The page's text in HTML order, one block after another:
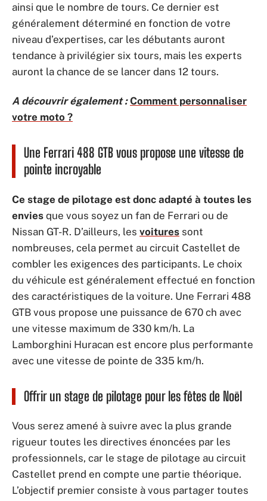
ainsi que le nombre de tours. Ce dernier est
généralement déterminé en fonction de votre
niveau d’expertises, car les débutants auront
tendance à privilégier six tours, mais les experts
auront la chance de se lancer dans 12 tours.
A découvrir également : Comment personnaliser
votre moto ?
Une Ferrari 488 GTB vous propose une vitesse de
pointe incroyable
Ce stage de pilotage est donc adapté à toutes les
envies que vous soyez un fan de Ferrari ou de
Nissan GT-R. D’ailleurs, les voitures sont
nombreuses, cela permet au circuit Castellet de
combler les exigences des participants. Le choix
du véhicule est généralement effectué en fonction
des caractéristiques de la voiture. Une Ferrari 488
GTB vous propose une puissance de 670 ch avec
une vitesse maximum de 330 km/h. La
Lamborghini Huracan est encore plus performante
avec une vitesse de pointe de 335 km/h.
Offrir un stage de pilotage pour les fêtes de Noël
Vous serez amené à suivre avec la plus grande
rigueur toutes les directives énoncées par les
professionnels, car le stage de pilotage au circuit
Castellet prend en compte une partie théorique.
L’objectif premier consiste à vous partager toutes